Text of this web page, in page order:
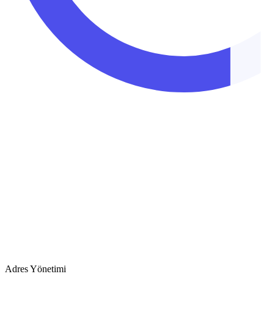
Adres Yönetimi